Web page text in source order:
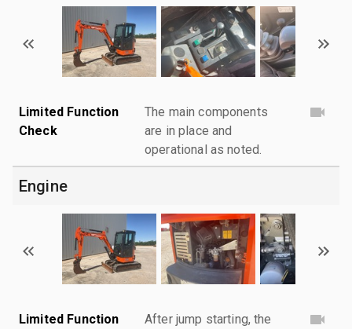
Limited Function
Check
The main components
are in place and
operational as noted.
Engine
Limited Function
After jump starting, the